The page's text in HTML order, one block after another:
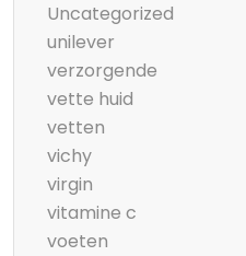
Uncategorized
unilever
verzorgende
vette huid
vetten
vichy
virgin
vitamine c
voeten